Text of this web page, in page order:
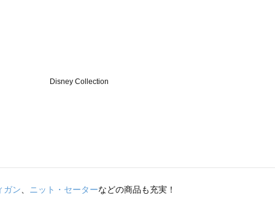
ガン ニット・セーターなどの商品も充実！